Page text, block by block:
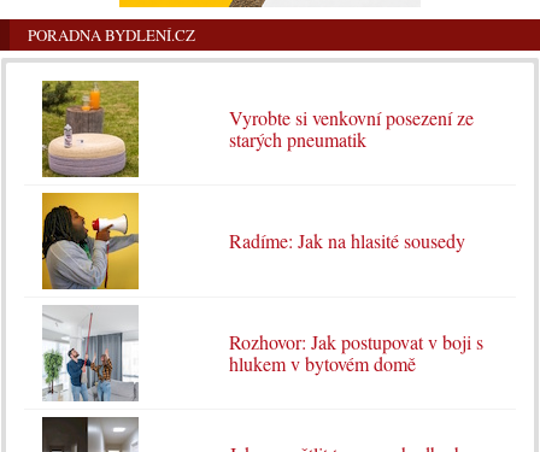
PORADNA BYDLENÍ.CZ
Vyrobte si venkovní posezení ze
starých pneumatik
Radíme: Jak na hlasité sousedy
Rozhovor: Jak postupovat v boji s
hlukem v bytovém domě